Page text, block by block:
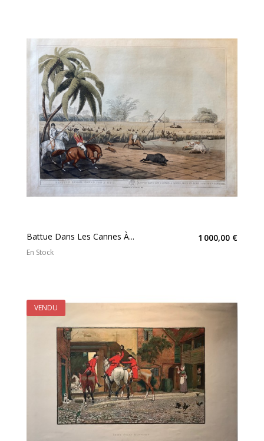
Battue Dans Les Cannes À... 1 000,00 €
En Stock
VENDU